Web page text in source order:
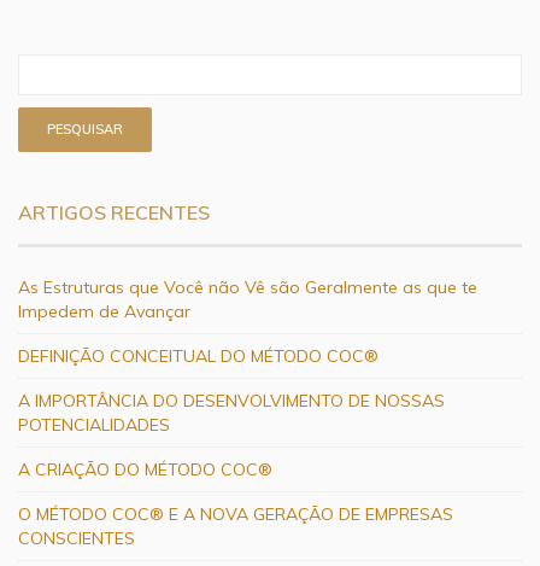
ARTIGOS RECENTES
As Estruturas que Você não Vê são Geralmente as que te
Impedem de Avançar
DEFINIÇÃO CONCEITUAL DO MÉTODO COC®
A IMPORTÂNCIA DO DESENVOLVIMENTO DE NOSSAS
POTENCIALIDADES
A CRIAÇÃO DO MÉTODO COC®
O MÉTODO COC® E A NOVA GERAÇÃO DE EMPRESAS
CONSCIENTES